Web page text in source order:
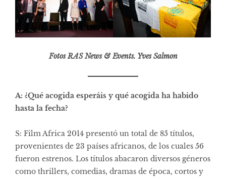
Fotos RAS News & Events. Yves Salmon
A: ¿Qué acogida esperáis y qué acogida ha habido
hasta la fecha?
S: Film Africa 2014 presentó un total de 85 títulos,
provenientes de 23 países africanos, de los cuales 56
fueron estrenos. Los títulos abacaron diversos géneros
como thrillers, comedias, dramas de época, cortos y